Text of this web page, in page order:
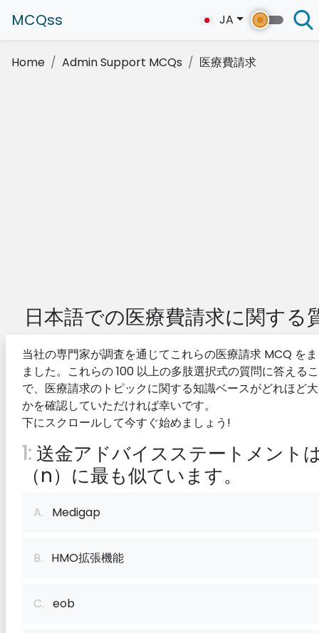
MCQss JA
Home Admin Support MCQs 医療費請求
日本語での医療費請求に関する
当社の専門家が調査を通じてこれらの医療請求 MCQ を
ました。これらの 100 以上の多肢選択式の質問に答える
で、医療請求のトピックに関する知識ベースがどれほど
かを確認していただければ幸いです。
下にスクロールして今すぐ始めましょう!
1:送金アドバイスステートメント
（n）に最も似ています。
A. Medigap
B. HMO拡張機能
C. eob